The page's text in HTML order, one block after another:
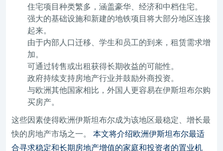
住宅项目种类繁多，涵盖豪华、经济和中档住宅。
强大的基础设施和新建的地铁项目将大部分地区连接
起来。
由于内部人口迁移、学生和员工的到来，租赁需求增
加。
可通过转售或出租获得长期收益的可能性。
政府持续支持房地产行业并鼓励外商投资。
与欧洲其他国家相比，外国人更容易在伊斯坦布尔购
买房产。
这些因素使得欧洲伊斯坦布尔成为该地区最稳定、增长最
快的房地产市场之一。本文将介绍欧洲伊斯坦布尔最适
合寻求稳定和长期房地产增值的家庭和投资者的置业机